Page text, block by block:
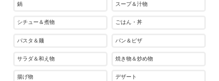
鍋 スープ＆汁物
シチュー＆煮物 ごはん・丼
パスタ＆麺 パン＆ピザ
サラダ＆和え物 焼き物＆炒め物
揚げ物 デザート